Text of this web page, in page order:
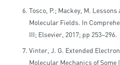
Tosco, P.; Mackey, M.
Molecular Fields. In
III; Elsevier, 2017; pp 253–296.
Vinter, J. G. Extended
Molecular Mechanics of